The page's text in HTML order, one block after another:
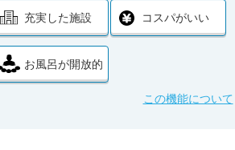
充実した施設 コスパがいい
お風呂が開放的
この機能について